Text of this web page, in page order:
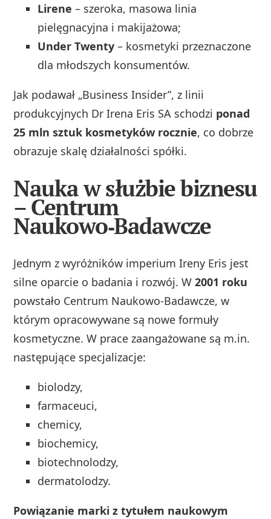
Lirene – szeroka, masowa linia
pielęgnacyjna i makijażowa;
Under Twenty – kosmetyki przeznaczone
dla młodszych konsumentów.
Jak podawał „Business Insider”, z linii
produkcyjnych Dr Irena Eris SA schodzi ponad
25 mln sztuk kosmetyków rocznie, co dobrze
obrazuje skalę działalności spółki.
Nauka w służbie biznesu
– Centrum
Naukowo‑Badawcze
Jednym z wyróżników imperium Ireny Eris jest
silne oparcie o badania i rozwój. W2001 roku
powstało Centrum Naukowo‑Badawcze, w
którym opracowywane są nowe formuły
kosmetyczne. W prace zaangażowane są m.in.
następujące specjalizacje:
biolodzy,
farmaceuci,
chemicy,
biochemicy,
biotechnolodzy,
dermatolodzy.
Powiązanie marki z tytułem naukowym